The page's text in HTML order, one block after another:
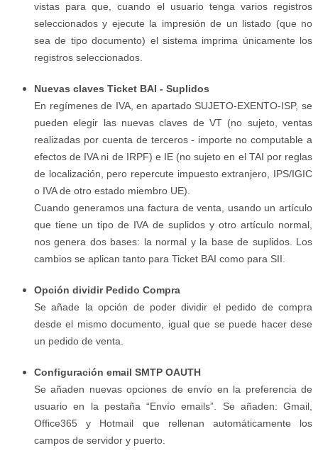
vistas para que, cuando el usuario tenga varios registros
seleccionados y ejecute la impresión de un listado (que no
sea de tipo documento) el sistema imprima únicamente los
registros seleccionados.
Nuevas claves Ticket BAI - Suplidos
En regímenes de IVA, en apartado SUJETO-EXENTO-ISP, se
pueden elegir las nuevas claves de VT (no sujeto, ventas
realizadas por cuenta de terceros - importe no computable a
efectos de IVA ni de IRPF) e IE (no sujeto en el TAI por reglas
de localización, pero repercute impuesto extranjero, IPS/IGIC
o IVA de otro estado miembro UE).
Cuando generamos una factura de venta, usando un artículo
que tiene un tipo de IVA de suplidos y otro artículo normal,
nos genera dos bases: la normal y la base de suplidos. Los
cambios se aplican tanto para Ticket BAI como para SII.
Opción dividir Pedido Compra
Se añade la opción de poder dividir el pedido de compra
desde el mismo documento, igual que se puede hacer dese
un pedido de venta.
Configuración email SMTP OAUTH
Se añaden nuevas opciones de envío en la preferencia de
usuario en la pestaña “Envío emails”. Se añaden: Gmail,
Office365 y Hotmail que rellenan automáticamente los
campos de servidor y puerto.